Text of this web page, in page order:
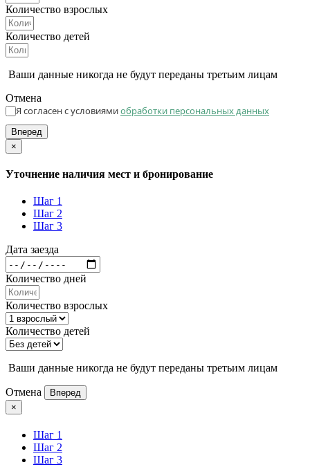
Количество взрослых
Количество детей
Ваши данные никогда не будут переданы третьим лицам
Отмена
Я согласен с условиямиобработки персональных данных
Вперед
×
Уточнение наличия мест и бронирование
Шаг 1
Шаг 2
Шаг 3
Дата заезда
Количество дней
Количество взрослых
Количество детей
Ваши данные никогда не будут переданы третьим лицам
Отмена
Вперед
×
Шаг 1
Шаг 2
Шаг 3